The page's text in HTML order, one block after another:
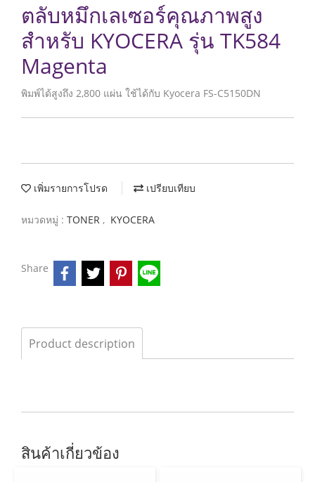
ตลับหมึกเลเซอร์คุณภาพสูง
สำหรับ KYOCERA รุ่น TK584
Magenta
พิมพ์ได้สูงถึง 2,800 แผ่น ใช้ได้กับ Kyocera FS-C5150DN
เพิ่มรายการโปรด เปรียบเทียบ
หมวดหมู่ : TONER , KYOCERA
Share
Product description
สินค้าเกี่ยวข้อง